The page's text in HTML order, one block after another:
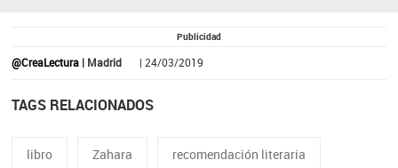
Publicidad
@CreaLectura| Madrid | 24/03/2019
TAGS RELACIONADOS
libro Zahara recomendación literaria